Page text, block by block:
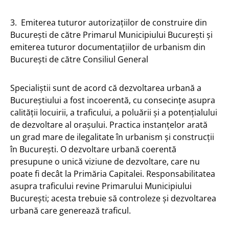
3. Emiterea tuturor autorizațiilor de construire din
București de către Primarul Municipiului București și
emiterea tuturor documentațiilor de urbanism din
București de către Consiliul General
Specialiștii sunt de acord că dezvoltarea urbană a
Bucureștiului a fost incoerentă, cu consecințe asupra
calității locuirii, a traficului, a poluării și a potențialului
de dezvoltare al orașului. Practica instanțelor arată
un grad mare de ilegalitate în urbanism și construcții
în București. O dezvoltare urbană coerentă
presupune o unică viziune de dezvoltare, care nu
poate fi decât la Primăria Capitalei. Responsabilitatea
asupra traficului revine Primarului Municipiului
București; acesta trebuie să controleze și dezvoltarea
urbană care generează traficul.